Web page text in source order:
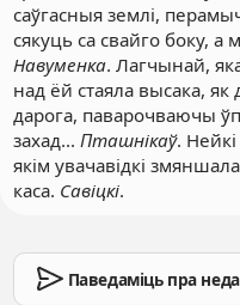
саўгасныя землі,
сякуць са свайго боку, а
Навуменка. Лагчынай,
над ёй стаяла высака,
дарога, паварочваючы
захад... Пташнікаў.
якім увачавідкі
каса. Савіцкі.
Паведаміць пра